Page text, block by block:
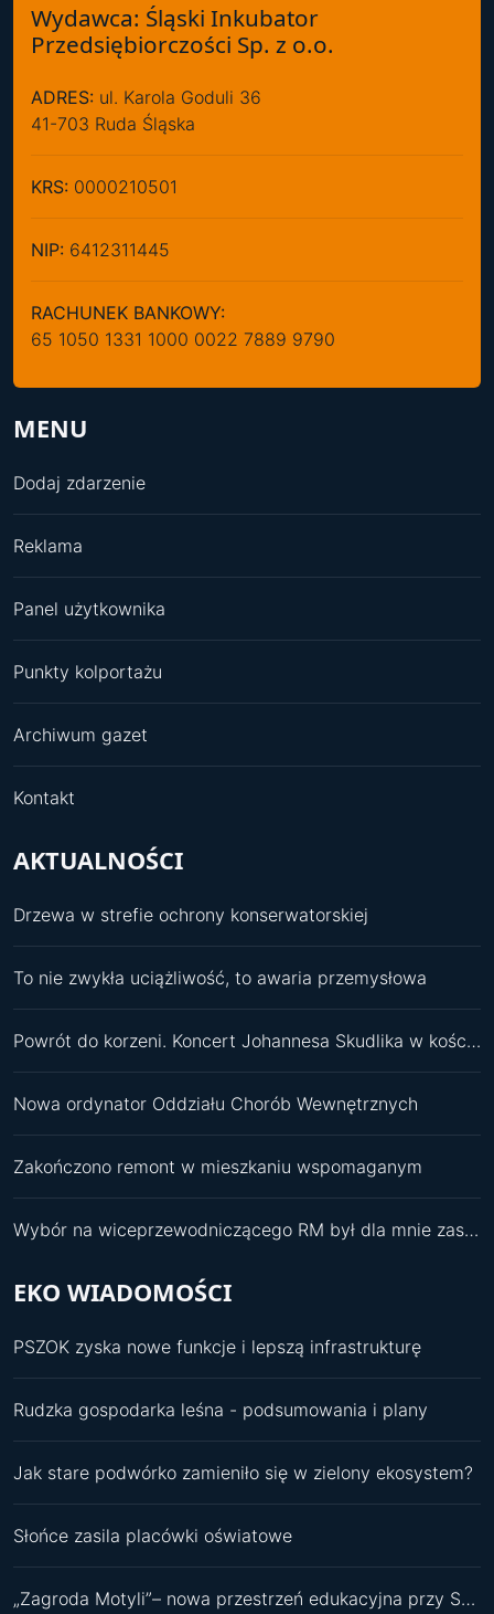
Wydawca: Śląski Inkubator
Przedsiębiorczości Sp. z o.o.
ADRES: ul. Karola Goduli 36
41-703 Ruda Śląska
KRS: 0000210501
NIP: 6412311445
RACHUNEK BANKOWY:
65 1050 1331 1000 0022 7889 9790
MENU
Dodaj zdarzenie
Reklama
Panel użytkownika
Punkty kolportażu
Archiwum gazet
Kontakt
AKTUALNOŚCI
Drzewa w strefie ochrony konserwatorskiej
To nie zwykła uciążliwość, to awaria przemysłowa
Powrót do korzeni. Koncert Johannesa Skudlika w kościele św. Pawła
Nowa ordynator Oddziału Chorób Wewnętrznych
Zakończono remont w mieszkaniu wspomaganym
Wybór na wiceprzewodniczącego RM był dla mnie zaskoczeniem
EKO WIADOMOŚCI
PSZOK zyska nowe funkcje i lepszą infrastrukturę
Rudzka gospodarka leśna - podsumowania i plany
Jak stare podwórko zamieniło się w zielony ekosystem?
Słońce zasila placówki oświatowe
„Zagroda Motyli”– nowa przestrzeń edukacyjna przy SP 11